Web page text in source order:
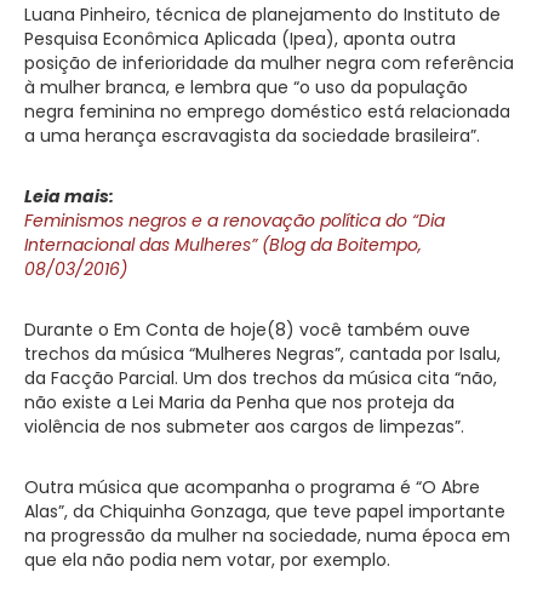
Luana Pinheiro, técnica de planejamento do Instituto de
Pesquisa Econômica Aplicada (Ipea), aponta outra
posição de inferioridade da mulher negra com referência
à mulher branca, e lembra que “o uso da população
negra feminina no emprego doméstico está relacionada
a uma herança escravagista da sociedade brasileira”.
Leia mais:
Feminismos negros e a renovação política do “Dia
Internacional das Mulheres” (Blog da Boitempo,
08/03/2016)
Durante o Em Conta de hoje(8) você também ouve
trechos da música “Mulheres Negras”, cantada por Isalu,
da Facção Parcial. Um dos trechos da música cita “não,
não existe a Lei Maria da Penha que nos proteja da
violência de nos submeter aos cargos de limpezas”.
Outra música que acompanha o programa é “O Abre
Alas”, da Chiquinha Gonzaga, que teve papel importante
na progressão da mulher na sociedade, numa época em
que ela não podia nem votar, por exemplo.